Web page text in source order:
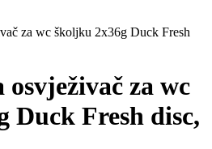
za wc školjku 2x36g Duck Fresh
za wc
Duck Fresh disc,